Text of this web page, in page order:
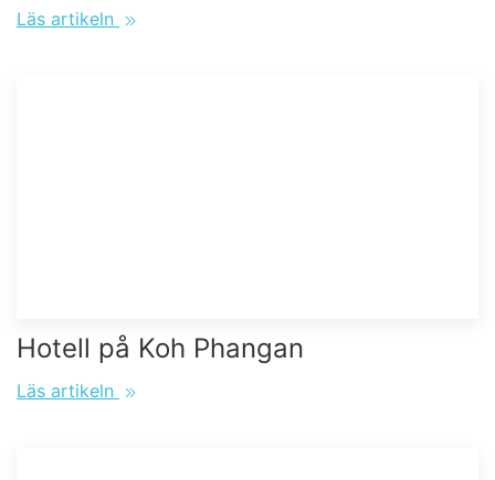
Läs artikeln
Hotell på Koh Phangan
Läs artikeln